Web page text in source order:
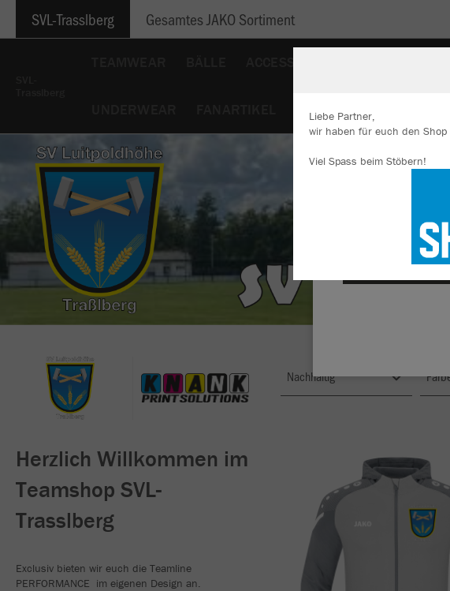
SVL-Trasslberg Gesamtes JAKO Sortiment
Herzlich Willkommen im
Teamshop SVL-
Trasslberg
Exclusiv bieten wir euch die Teamline
PERFORMANCE im eigenen Design an.
Nachhaltig
Liebe Partner,
wir haben für euch den
Viel Spass beim Stöbern!
Durch die Analyse
anzeigen und unsere
Cookies findest Du in